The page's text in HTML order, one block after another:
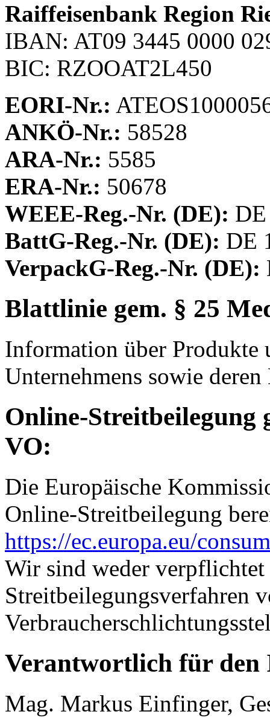
Raiffeisenbank Region
IBAN: AT09 3445 0000
BIC: RZOOAT2L450
EORI-Nr.:
ANKÖ-Nr.: 58528
ARA-Nr.: 5585
ERA-Nr.: 50678
WEEE-Reg.-Nr. (DE):
BattG-Reg.-Nr. (DE): DE
VerpackG-Reg.-Nr. (DE):
Blattlinie gem. § 25
Information über Produkte
Unternehmens sowie
Online-Streitbeilegung
VO:
Die Europäische
Online-Streitbeilegung
https://ec.europa.eu/
Wir sind weder verpflichtet
Streitbeilegungsverfahren
Verantwortlich für
Mag. Markus Einfinger,